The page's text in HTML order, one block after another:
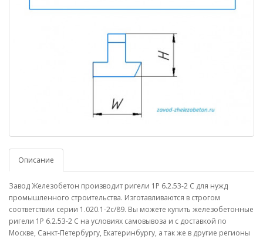
Описание
Завод Железобетон производит ригели 1Р 6.2.53-2 С для нужд
промышленного строительства. Изготавливаются в строгом
соответствии серии 1.020.1-2с/89. Вы можете купить железобетонные
ригели 1Р 6.2.53-2 С на условиях самовывоза и с доставкой по
Москве, Санкт-Петербургу, Екатеринбургу, а так же в другие регионы